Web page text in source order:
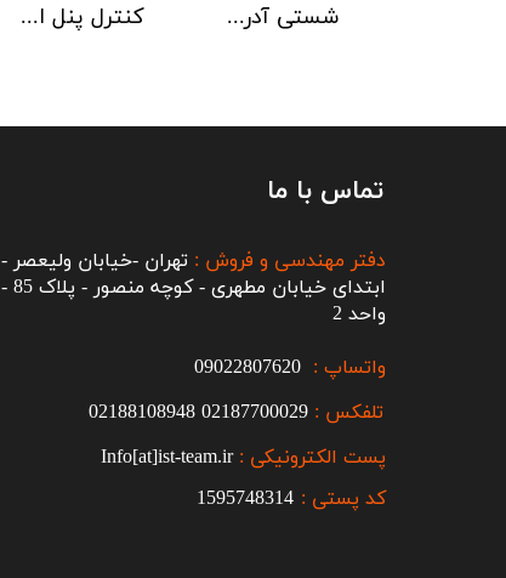
کنترل پنل اطفاء حریق C-TEC EP203 شستی آدرس پذیر ضد آب هوچیکی Hochiki مدل HCP-W SCI
تماس با ما
تلفکس : 02187700029
02188108948
پست الکترونیکی :Info[at]ist-team.ir
واتساپ :
دفتر مهندسی و فروش : تهران -خیابان ولیعصر -
ابتدای خیابان مطهری - کوچه منصور - پلاک 85 -
واحد 2
کد پستی : 1595748314